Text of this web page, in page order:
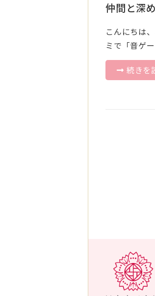
仲間と深
こんにちは
ミで「音ゲ
続きを